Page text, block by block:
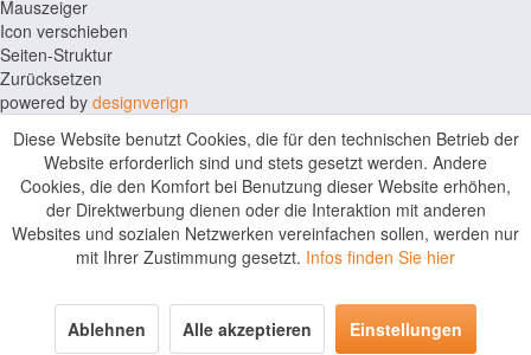
Diese Website benutzt Cookies, die für den technischen Betrieb der
Website erforderlich sind und stets gesetzt werden. Andere
Cookies, die den Komfort bei Benutzung dieser Website erhöhen,
der Direktwerbung dienen oder die Interaktion mit anderen
Websites und sozialen Netzwerken vereinfachen sollen, werden nur
mit Ihrer Zustimmung gesetzt. Infos finden Sie hier
Ablehnen Alle akzeptieren Einstellungen
Mauszeiger
Icon verschieben
Seiten-Struktur
Zurücksetzen
powered by designverign